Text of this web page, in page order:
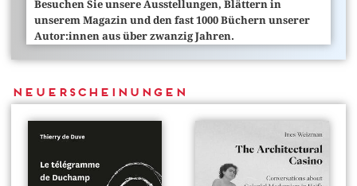
Besuchen Sie unsere Ausstellungen, Blättern in
unserem Magazin und den fast 1000 Büchern unserer
Autor:innen aus über zwanzig Jahren.
Neuerscheinungen